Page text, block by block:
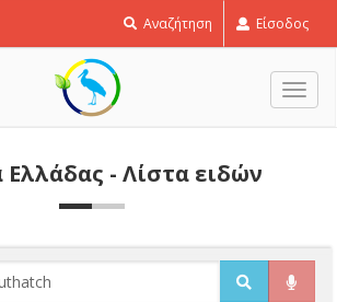
Αναζήτηση Είσοδος
Ελλάδας - Λίστα ειδών